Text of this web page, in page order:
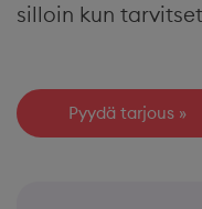
silloin kun
Pyydä tarjous